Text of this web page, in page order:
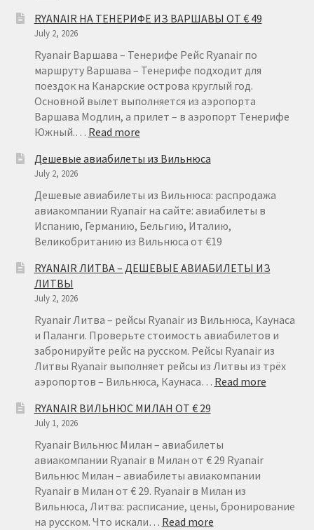
ГЕРМАНИЯ
ОТ
€
15
RYANAIR НА ТЕНЕРИФЕ ИЗ ВАРШАВЫ ОТ € 49
July 2, 2026
Ryanair Варшава – Тенерифе Рейс Ryanair по
маршруту Варшава – Тенерифе подходит для
поездок на Канарские острова круглый год.
Основной вылет выполняется из аэропорта
Варшава Модлин, а прилет – в аэропорт Тенерифе
Южный.… Read more:
НА
ИЗ
ВАРШАВЫ
ОТ
€
Дешевые авиабилеты из Вильнюса
July 2, 2026
Дешевые авиабилеты из Вильнюса: распродажа
авиакомпании Ryanair на сайте: авиабилеты в
Испанию, Германию, Бельгию, Италию,
Великобританию из Вильнюса от €19
RYANAIR ЛИТВА – ДЕШЕВЫЕ АВИАБИЛЕТЫ ИЗ
ЛИТВЫ
July 2, 2026
Ryanair Литва – рейсы Ryanair из Вильнюса, Каунаса
и Паланги. Проверьте стоимость авиабилетов и
забронируйте рейс на русском. Рейсы Ryanair из
Литвы Ryanair выполняет рейсы из Литвы из трёх
аэропортов – Вильнюса, Каунаса… Read more:
RYANAIR ВИЛЬНЮС МИЛАН ОТ € 29
July 1, 2026
Ryanair Вильнюс Милан – авиабилеты
авиакомпании Ryanair в Милан от € 29 Ryanair
Вильнюс Милан – авиабилеты авиакомпании
Ryanair в Милан от € 29. Ryanair в Милан из
Вильнюса, Литва: расписание, цены, бронирование
на русском. Что искали… Read more: